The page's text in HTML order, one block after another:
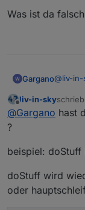
Was ist da
Gargano@liv-in-
compile
ohne
Offline
liv-in-sky
zuletzt
@Gargano hast
?
beispiel: doStuff
doStuff wird
oder